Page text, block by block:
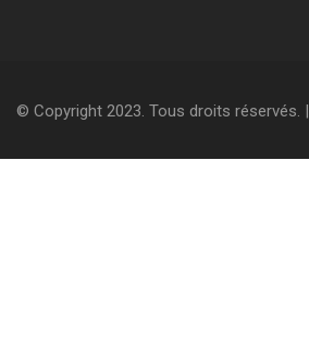
© Copyright 2023. Tous droits réservés. |